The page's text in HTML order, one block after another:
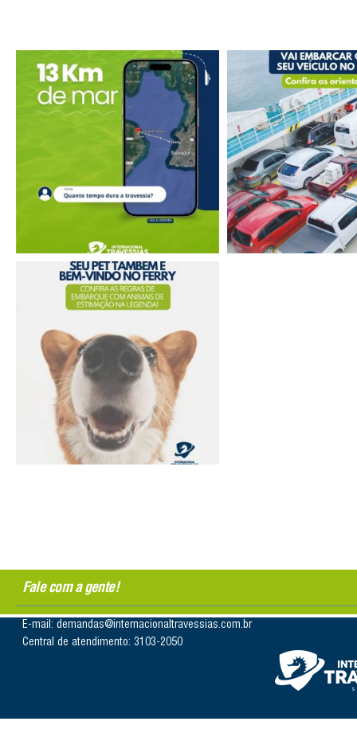
Fale com a gente!
E-mail: demandas@internacionaltravessias.com.br
Central de atendimento: 3103-2050